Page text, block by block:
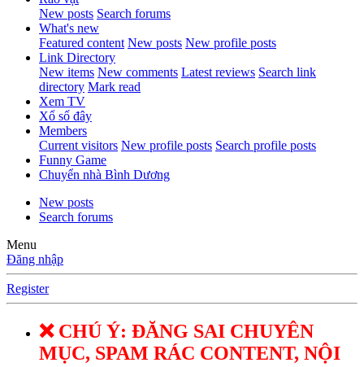
New posts Search forums
What's new
Featured content New posts New profile posts
Link Directory
New items New comments Latest reviews Search link
directory Mark read
Xem TV
Xổ số đây
Members
Current visitors New profile posts Search profile posts
Funny Game
Chuyển nhà Bình Dương
New posts
Search forums
Menu
Đăng nhập
Register
❌ CHÚ Ý: ĐĂNG SAI CHUYÊN
MỤC, SPAM RÁC CONTENT, NỘI